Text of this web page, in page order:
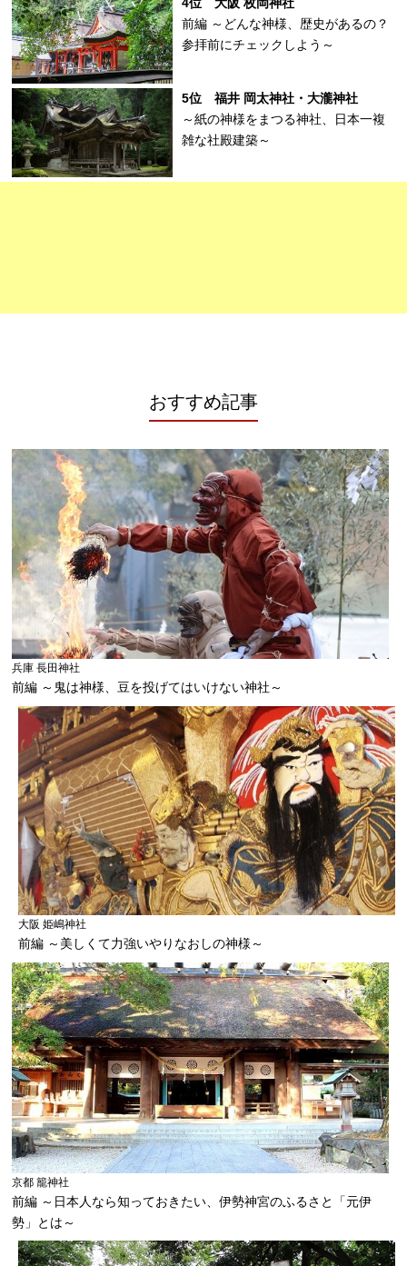
前編 ～どんな神様、歴史があるの？
参拝前にチェックしよう～
5位 福井 岡太神社・大瀧神社
～紙の神様をまつる神社、日本一複
雑な社殿建築～
おすすめ記事
兵庫 長田神社
前編 ～鬼は神様、豆を投げてはいけない神社～
大阪 姫嶋神社
前編 ～美しくて力強いやりなおしの神様～
京都 籠神社
前編 ～日本人なら知っておきたい、伊勢神宮のふるさと「元伊
勢」とは～